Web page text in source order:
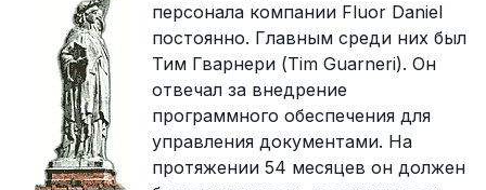
персонала компании Fluor Daniel
постоянно. Главным среди них был
Тим Гварнери (Tim Guarneri). Он
отвечал за внедрение
программного обеспечения для
управления документами. На
протяжении 54 месяцев он должен